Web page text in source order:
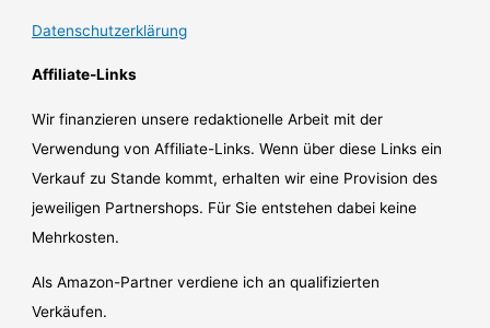
Datenschutzerklärung
Affiliate-Links
Wir finanzieren unsere redaktionelle Arbeit mit der
Verwendung von Affiliate-Links. Wenn über diese Links ein
Verkauf zu Stande kommt, erhalten wir eine Provision des
jeweiligen Partnershops. Für Sie entstehen dabei keine
Mehrkosten.
Als Amazon-Partner verdiene ich an qualifizierten
Verkäufen.